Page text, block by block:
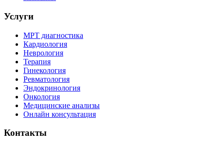
Услуги
МРТ диагностика
Кардиология
Неврология
Терапия
Гинекология
Ревматология
Эндокринология
Онкология
Медицинские анализы
Онлайн консультация
Контакты